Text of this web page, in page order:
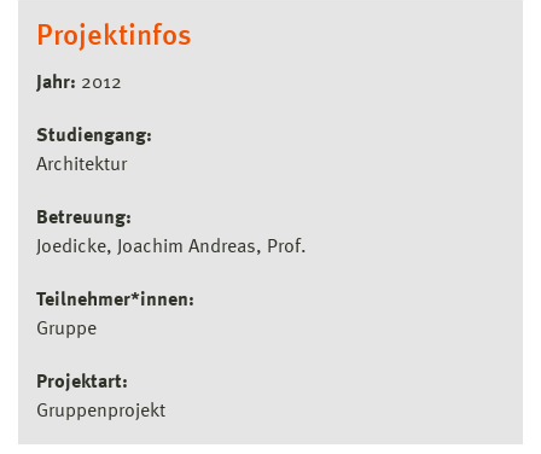
Projektinfos
Jahr: 2012
Studiengang:
Architektur
Betreuung:
Joedicke, Joachim Andreas, Prof.
Teilnehmer*innen:
Gruppe
Projektart:
Gruppenprojekt